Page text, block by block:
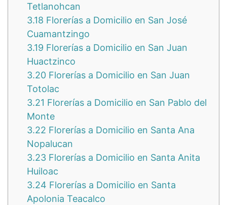
Tetlanohcan
3.18 Florerías a Domicilio en San José
Cuamantzingo
3.19 Florerías a Domicilio en San Juan
Huactzinco
3.20 Florerías a Domicilio en San Juan
Totolac
3.21 Florerías a Domicilio en San Pablo del
Monte
3.22 Florerías a Domicilio en Santa Ana
Nopalucan
3.23 Florerías a Domicilio en Santa Anita
Huiloac
3.24 Florerías a Domicilio en Santa
Apolonia Teacalco